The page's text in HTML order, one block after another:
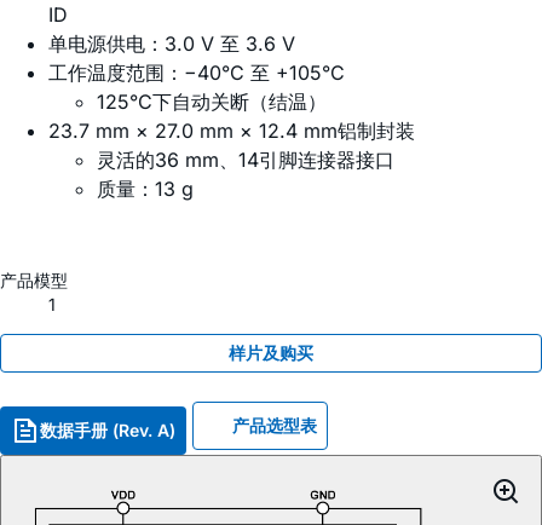
ID
单电源供电：3.0 V 至 3.6 V
工作温度范围：−40°C 至 +105°C
125°C下自动关断（结温）
23.7 mm × 27.0 mm × 12.4 mm铝制封装
灵活的36 mm、14引脚连接器接口
质量：13 g
产品模型
1
样片及购买
数据手册 (Rev. A) 产品选型表